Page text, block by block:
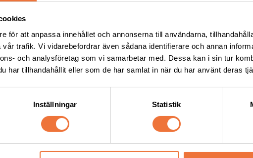
för att anpassa innehållet och annonserna till användarna,
trafik. Vi vidarebefordrar även sådana identifierare och annan
och analysföretag som vi samarbetar med. Dessa kan i sin tur
har tillhandahållit eller som de har samlat in när du har använt deras
Inställningar Statistik
#15
Groom Professional Coat Repair
Balsam - 4 liter